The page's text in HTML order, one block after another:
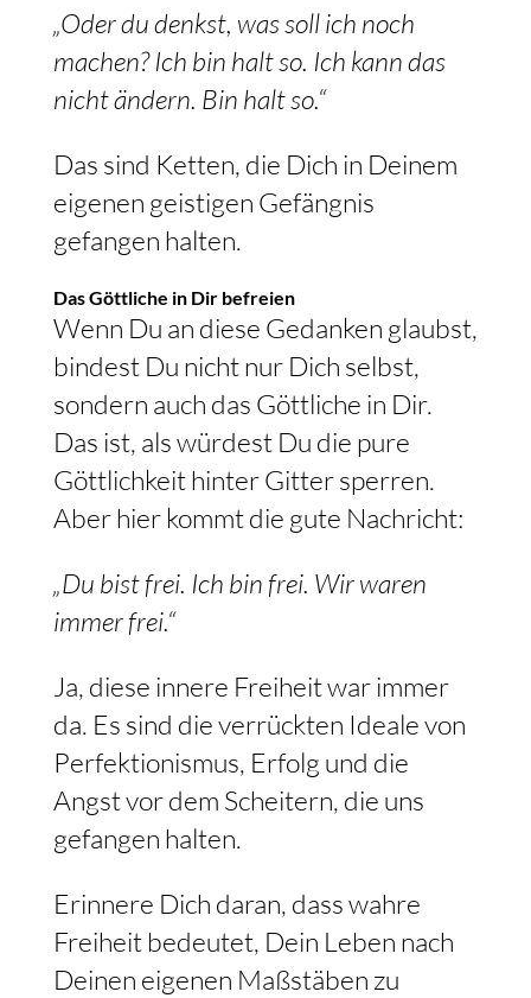
„Oder du denkst, was soll ich noch
machen? Ich bin halt so. Ich kann das
nicht ändern. Bin halt so.“
Das sind Ketten, die Dich in Deinem
eigenen geistigen Gefängnis
gefangen halten.
Das Göttliche in Dir befreien
Wenn Du an diese Gedanken glaubst,
bindest Du nicht nur Dich selbst,
sondern auch das Göttliche in Dir.
Das ist, als würdest Du die pure
Göttlichkeit hinter Gitter sperren.
Aber hier kommt die gute Nachricht:
„Du bist frei. Ich bin frei. Wir waren
immer frei.“
Ja, diese innere Freiheit war immer
da. Es sind die verrückten Ideale von
Perfektionismus, Erfolg und die
Angst vor dem Scheitern, die uns
gefangen halten.
Erinnere Dich daran, dass wahre
Freiheit bedeutet, Dein Leben nach
Deinen eigenen Maßstäben zu